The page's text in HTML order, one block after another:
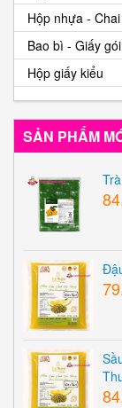
Hộp nhựa -
Bao bì - Giấy
Hộp giấy kiểu
SẢN PHẨM